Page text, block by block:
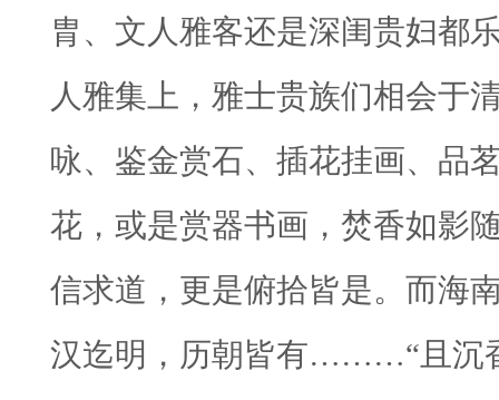
胄、文人雅客还是深闺贵妇都
人雅集上，雅士贵族们相会于
咏、鉴金赏石、插花挂画、品
花，或是赏器书画，焚香如影
信求道，更是俯拾皆是。 而海
汉迄明，历朝皆有………“ 且